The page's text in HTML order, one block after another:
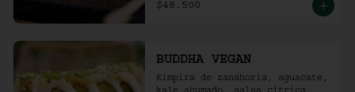
$48.500
BUDDHA VEGAN
Kimpira de zanahoria, aguacate,